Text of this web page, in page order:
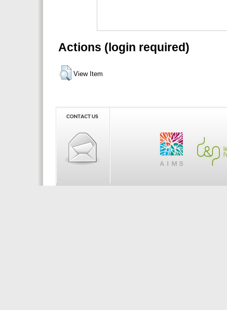
Actions (login required)
View Item